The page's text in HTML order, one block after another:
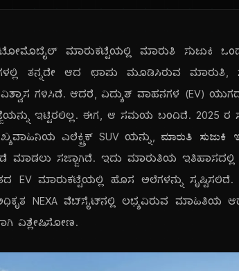
ಮಾರುಕಟ್ಟೆಯಲ್ಲಿ ಮಾರುತಿ ಸುಜುಕಿ
ತನ್ನದೇ ಆದ ಛಾಪು ಮೂಡಿಸಿರುವ ಮಾರುತಿ,
ವಿಶ್ವಾಸ ಗಳಿಸಿದೆ. ಆದರೆ, ವಿದ್ಯುತ್ ವಾಹನಗಳ (EV)
ಇಟ್ಟಿರಲಿಲ್ಲ. ಈಗ, ಆ ಸಮಯ ಬಂದಿದೆ. 2025 ರ
ಎಲೆಕ್ಟ್ರಿಕ್ SUV ಯನ್ನು, ಮಾರುತಿ ಸುಜುಕಿ
ಮಾಡಲು ಸಜ್ಜಾಗಿದೆ. ಇದು ಮಾರುತಿಯ
EV ಮಾರುಕಟ್ಟೆಯಲ್ಲಿ ಹೊಸ ಅಲೆಗಳನ್ನು
NEXA ವೆಬ್‌ಸೈಟ್‌ನಲ್ಲಿ ಲಭ್ಯವಿರುವ ಮಾಹಿತಿಯ
ವಿಶ್ಲೇಷಿಸೋಣ.